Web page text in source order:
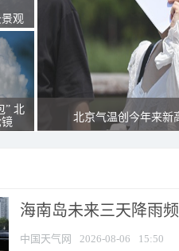
观
” 北
北京气温创今年来新
海南岛未来三天降雨
中国天气网 2026-08-06 15:50